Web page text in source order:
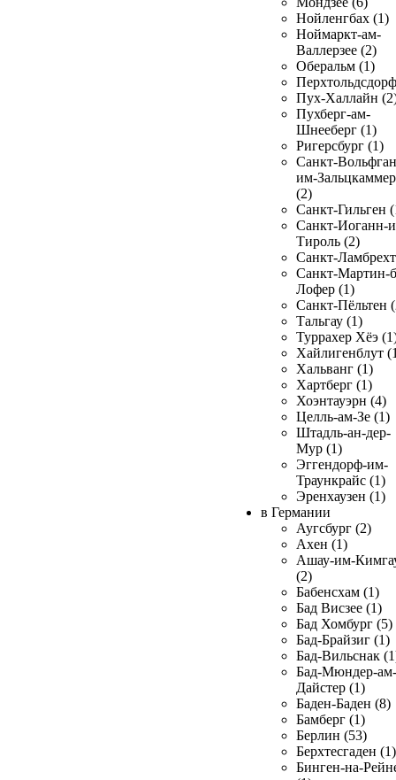
Нойленгбах (1)
Ноймаркт-ам-
Валлерзее (2)
Оберальм (1)
Пух-Халлайн
Пухберг-ам-
Шнееберг (1)
Ригерсбург (1)
Санкт-
им-
(2)
Санкт-Гильген
Санкт-Иоганн-
Тироль (2)
Санкт-
Санкт-Мартин-
Лофер (1)
Санкт-Пёльтен
Тальгау (1)
Туррахер Хёэ
Хайлигенблут
Хальванг (1)
Хартберг (1)
Хоэнтауэрн (4)
Целль-ам-Зе (1)
Штадль-ан-дер-
Мур (1)
Эггендорф-им-
Траункрайс (1)
Эренхаузен (1)
в Германии
Аугсбург (2)
Ахен (1)
Ашау-им-
(2)
Бабенсхам (1)
Бад Висзее (1)
Бад Хомбург (5)
Бад-Брайзиг (1)
Бад-Вильснак
Бад-Мюндер-ам-
Дайстер (1)
Баден-Баден (8)
Бамберг (1)
Берлин (53)
Берхтесгаден (1)
Бинген-на-